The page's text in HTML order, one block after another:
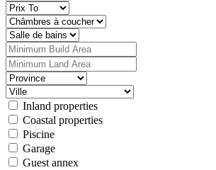
Inland properties
Coastal properties
Piscine
Garage
Guest annex